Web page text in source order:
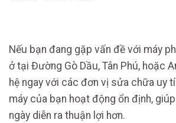
Nếu bạn đang gặp vấn đề với máy
ở tại Đường Gò Dầu, Tân Phú, hoặc
hệ ngay với các đơn vị sửa chữa uy
máy của bạn hoạt động ổn định,
ngày diễn ra thuận lợi hơn.